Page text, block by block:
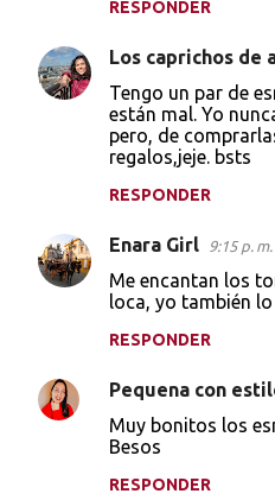
a
r
RESPONDER
Los caprichos de
Tengo un par de
están mal. Yo
pero, de
regalos,jeje. bsts
RESPONDER
Enara Girl 9:15 p. m.
Me encantan los
loca, yo también
RESPONDER
Pequena con
Muy bonitos los
Besos
RESPONDER